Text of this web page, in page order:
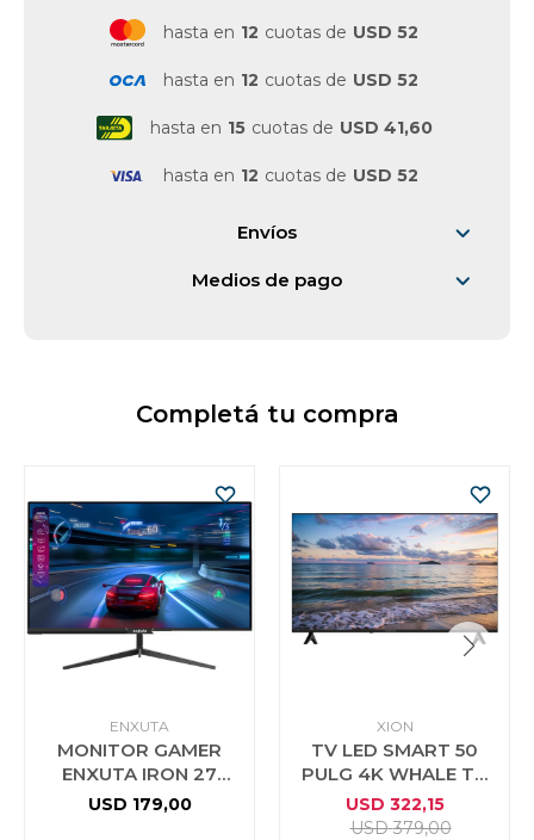
hasta en 12 cuotas de USD 52
hasta en 12 cuotas de USD 52
hasta en 15 cuotas de USD 41,60
hasta en 12 cuotas de USD 52
Envíos
Medios de pago
Completá tu compra
ENXUTA
MONITOR GAMER
ENXUTA IRON 27
PULG FULL HD FLAT
USD 179,00
XION
TV LED SMART 50
PULG 4K WHALE TV
XION
USD 322,15
USD 379,00
Vestimenta y calzado